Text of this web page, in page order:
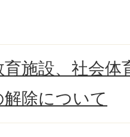
施設、社会体
除について